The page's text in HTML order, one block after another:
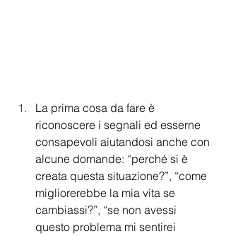
La prima cosa da fare è
riconoscere i segnali ed esserne
consapevoli aiutandosi anche con
alcune domande: “perché si è
creata questa situazione?”, “come
migliorerebbe la mia vita se
cambiassi?”, “se non avessi
questo problema mi sentirei